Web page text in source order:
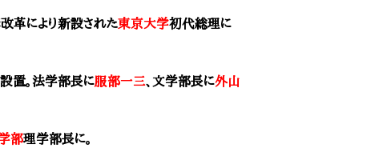
改革により新設された東京大学初代総理に
置。法学部長に服部一三、文学部長に外山
部理学部長に。